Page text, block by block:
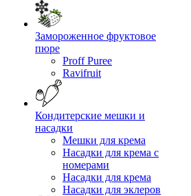
Замороженное фруктовое
пюре
Proff Puree
Ravifruit
Кондитерские мешки и
насадки
Мешки для крема
Насадки для крема с
номерами
Насадки для крема
Насадки для эклеров